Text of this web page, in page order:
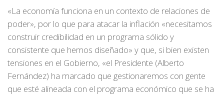
«La economía funciona en un contexto de relaciones de
poder», por lo que para atacar la inflación «necesitamos
construir credibilidad en un programa sólido y
consistente que hemos diseñado» y que, si bien existen
tensiones en el Gobierno, «el Presidente (Alberto
Fernández) ha marcado que gestionaremos con gente
que esté alineada con el programa económico que se ha